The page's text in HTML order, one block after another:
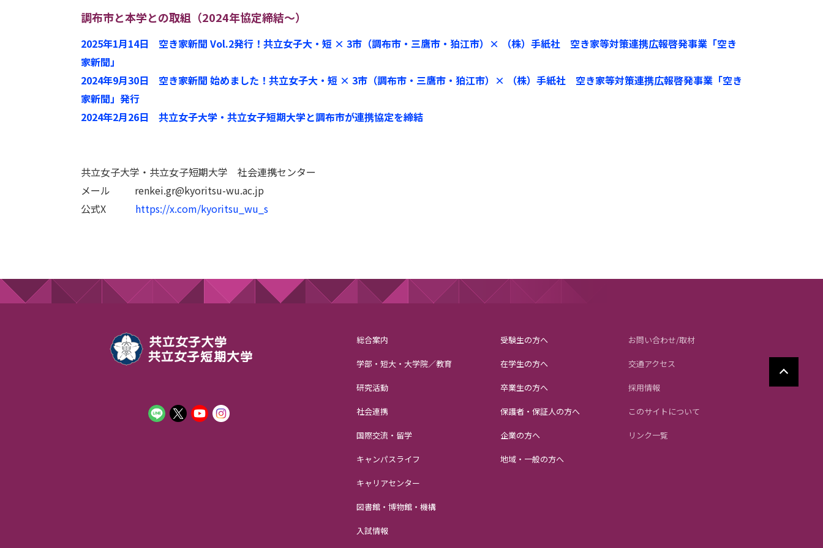
調布市と本学との取組（2024年協定締結～）
2025年1月14日
空き家新聞 Vol.2発行！共立女子大・短 × 3市（調布市・三鷹市・狛江市）× （株）手紙社 空き家等対策連携広報啓発事業「空き
家新聞」
2024年9月30日 空き家新聞 始めました！共立女子大・短 × 3市（調布市・三鷹市・狛江市）× （株）手紙社 空き家等対策連携広報啓発事業「空き
家新聞」発行
2024年2月26日 共立女子大学・共立女子短期大学と調布市が連携協定を締結
共立女子大学・共立女子短期大学 社会連携センター
メール renkei.gr@kyoritsu-wu.ac.jp
公式X https://x.com/kyoritsu_wu_s
総合案内
学部・短大・大学院／教育
研究活動
社会連携
国際交流・留学
キャンパスライフ
キャリアセンター
図書館・博物館・機構
入試情報
受験生の方へ
在学生の方へ
卒業生の方へ
保護者・保証人の方へ
企業の方へ
地域・一般の方へ
お問い合わせ/取材
交通アクセス
採用情報
このサイトについて
リンク一覧